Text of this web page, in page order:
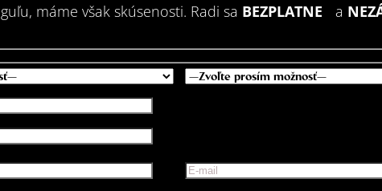
máme však skúsenosti. Radi sa BEZPLATNE a